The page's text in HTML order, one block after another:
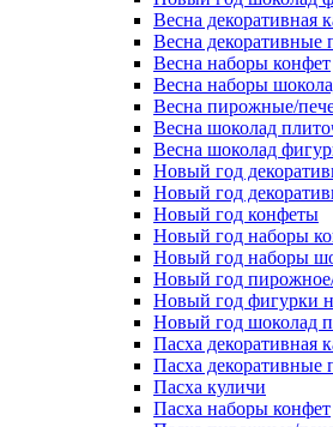
Весна декоративная
Весна декоративные
Весна наборы конфет
Весна наборы
Весна пирожные/
Весна шоколад
Весна шоколад
Новый год
Новый год
Новый год конфеты
Новый год наборы
Новый год наборы
Новый год
Новый год фигурки
Новый год шоколад
Пасха декоративная
Пасха декоративные
Пасха куличи
Пасха наборы конфет